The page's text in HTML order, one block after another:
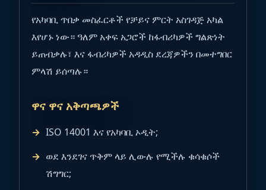
የአካባቢ ጥበቃ መስፈርቶች የቻይና ምርት አስገዳጅ አካል
እየሆኑ ነው። ዓለም አቀፍ አጋሮች ከፋብሪካዎች ግልጽነት
ይጠብቃሉ፣ እና ፋብሪካዎች አዳዲስ ደረጃዎችን በመተግበር
ምላሽ ይሰጣሉ።
ዋና ዋና አቅጣጫዎች
ISO 14001 እና የአካባቢ ኦዲት;
ወደ እንደገና ጥቅም ላይ ሊውሉ የሚችሉ ቁሳቁሶች
ሽግግር;